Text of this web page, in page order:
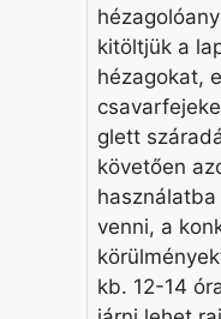
kitöltjük a
hézagokat,
glett
követően
venni, a
kb. 12-14